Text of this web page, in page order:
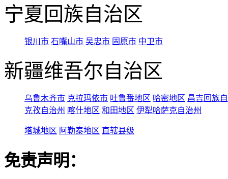
宁夏回族自治区
银川市 石嘴山市 吴忠市 固原市 中卫市
新疆维吾尔自治区
乌鲁木齐市 克拉玛依市 吐鲁番地区 哈密地区 昌吉回族
克孜自治州 喀什地区 和田地区 伊犁哈萨克自治州
塔城地区 阿勒泰地区 直辖县级
免责声明：